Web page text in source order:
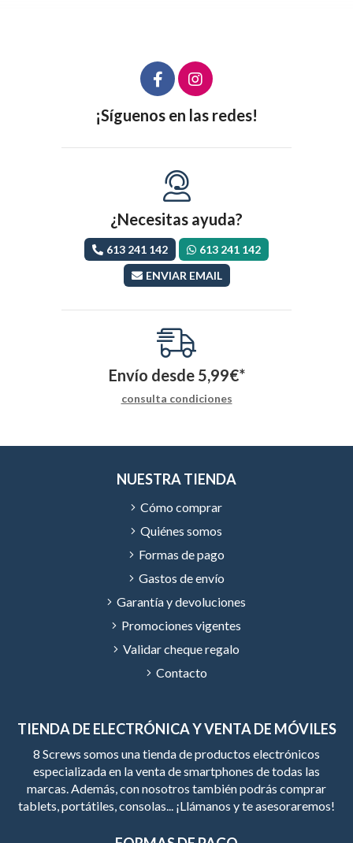
¡Síguenos en las redes!
¿Necesitas ayuda?
613 241 142
613 241 142
ENVIAR EMAIL
Envío desde 5,99€*
consulta condiciones
TIENDA DE ELECTRÓNICA Y VENTA DE MÓVILES
8 Screws somos una tienda de productos electrónicos
especializada en la venta de smartphones de todas las
marcas. Además, con nosotros también podrás comprar
tablets, portátiles, consolas... ¡Llámanos y te asesoraremos!
NUESTRA TIENDA
Cómo comprar
Quiénes somos
Formas de pago
Gastos de envío
Garantía y devoluciones
Promociones vigentes
Validar cheque regalo
Contacto